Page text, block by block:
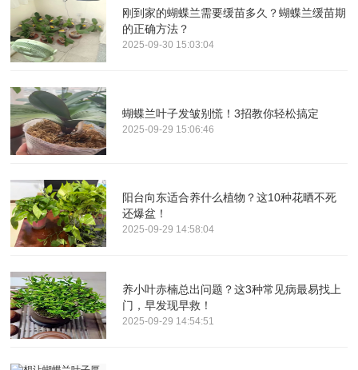
刚到家的蝴蝶兰需要缓苗多久？蝴蝶兰缓苗期
的正确方法？
2025-09-30 15:03:04
蝴蝶兰叶子发皱别慌！3招教你轻松搞定
2025-09-29 15:06:46
阳台向东适合养什么植物？这10种花晒不死
还爆盆！
2025-09-29 14:58:04
养小叶赤楠总出问题？这3种常见病最易找上
门，早发现早救！
2025-09-29 14:54:51